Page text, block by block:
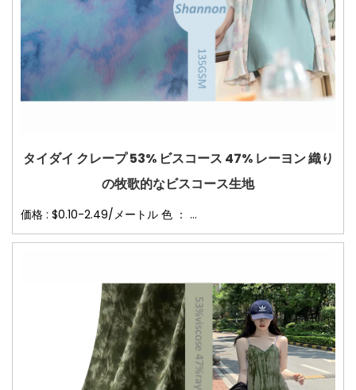
タイダイ クレープ 53% ビスコース 47% レーヨン 織り
の牧歌的なビスコース生地
価格 : $0.10-2.49/メートル 色 ： ...